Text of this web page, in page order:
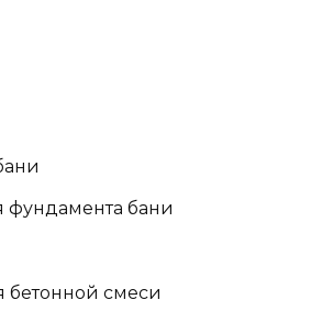
фундамента бани
смеси